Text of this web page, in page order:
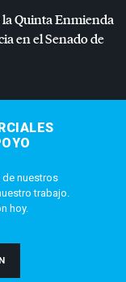
Quinta Enmienda
en el Senado de
nuestros
trabajo.
hoy.